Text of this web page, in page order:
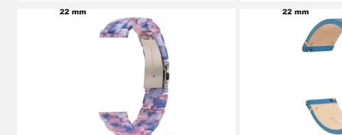
34,92 €
Kit pour Raccourcir Bracelet Montre
7,90 €